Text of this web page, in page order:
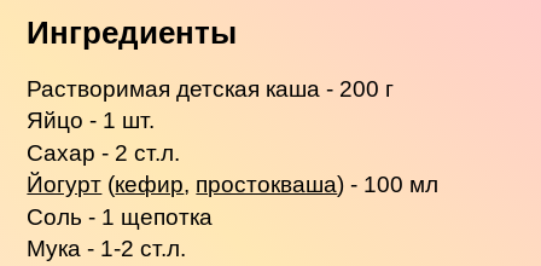
Ингредиенты
Растворимая детская каша - 200 г
Яйцо - 1 шт.
Сахар - 2 ст.л.
Йогурт (кефир, простокваша) - 100 мл
Соль - 1 щепотка
Мука - 1-2 ст.л.